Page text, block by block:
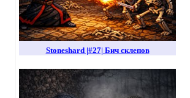
Stoneshard |#27| Бич склепов